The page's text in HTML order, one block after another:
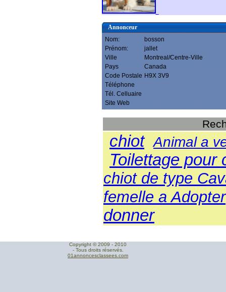
Annonceur
Nom:
bosson
Prénom:
jallet
Ville
Montreal/Centre-Ville
Pays
Canada
Code Postale H9X 3V9
Téléphone
Tél. Celluaire
Site Web
chiot Animal a
Toilettage pour
chiot de type
femelle a Adopter
donner
Copyright © 2009 - 2010
- Tous droits réservés.
01annoncesclassees.com